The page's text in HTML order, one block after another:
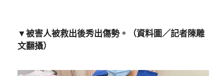
▼被害人被救出後秀出傷勢。（資料圖／記者陳雕
文翻攝）